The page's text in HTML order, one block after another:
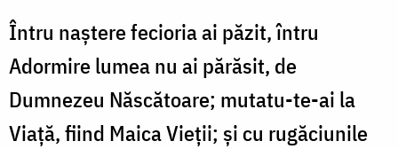
Întru naştere fecioria ai păzit, întru
Adormire lumea nu ai părăsit, de
Dumnezeu Născătoare; mutatu-te-ai la
Viaţă, fiind Maica Vieţii; şi cu rugăciunile